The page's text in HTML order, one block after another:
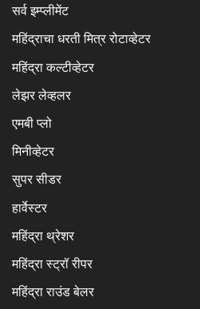
सर्व इम्प्लीमेंट
महिंद्राचा धरती मित्र रोटाव्हेटर
महिंद्रा कल्टीव्हेटर
लेझर लेव्हलर
एमबी प्लो
मिनीव्हेटर
सुपर सीडर
हार्वेस्टर
महिंद्रा थ्रेशर
महिंद्रा स्ट्रॉ रीपर
महिंद्रा राउंड बेलर